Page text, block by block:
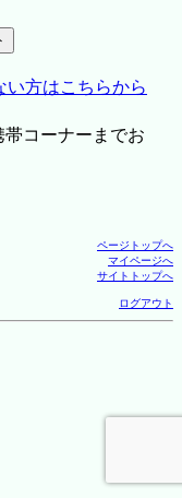
い方はこちらから
コーナーまでお
ページトップへ
マイページへ
サイトトップへ
ログアウト